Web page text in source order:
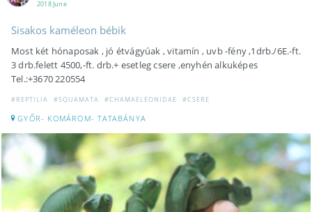
2018 June
Sisakos kaméleon bébik
Most két hónaposak , jó étvágyúak , vitamín , uvb -fény ,1drb./6E.-ft.
3 drb.felett 4500,-ft. drb.+ esetleg csere ,enyhén alkuképes
Tel.:+3670 220554
#REPTILIA #SQUAMATA #CHAMAELEONIDAE #CSERE
GYŐR- KOMÁROM- TATABÁNYA